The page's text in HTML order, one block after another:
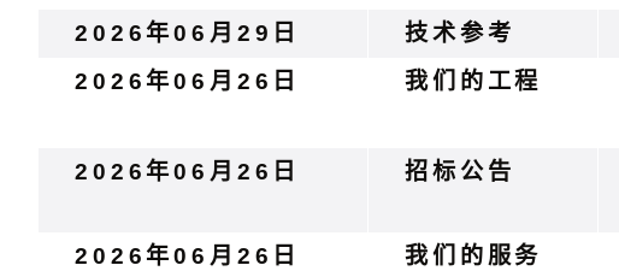
2026年06月29日
技术参考
2026年06月26日
我们的工程
2026年06月26日
招标公告
2026年06月26日
我们的服务